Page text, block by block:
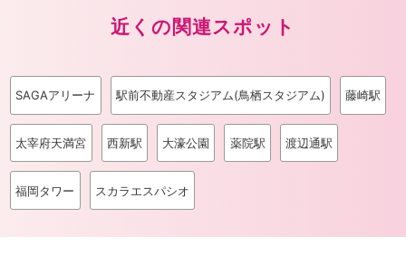
近くの関連スポット
SAGAアリーナ 駅前不動産スタジアム(鳥栖スタジアム) 藤崎駅
太宰府天満宮 西新駅 大濠公園 薬院駅 渡辺通駅
福岡タワー スカラエスパシオ